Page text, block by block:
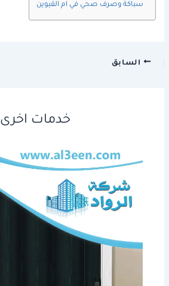
سباكة وصرف صحي في ام القيوين
السابق
خدمات اخرى